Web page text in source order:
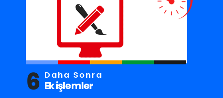
6 Daha Sonra
Ek işlemler